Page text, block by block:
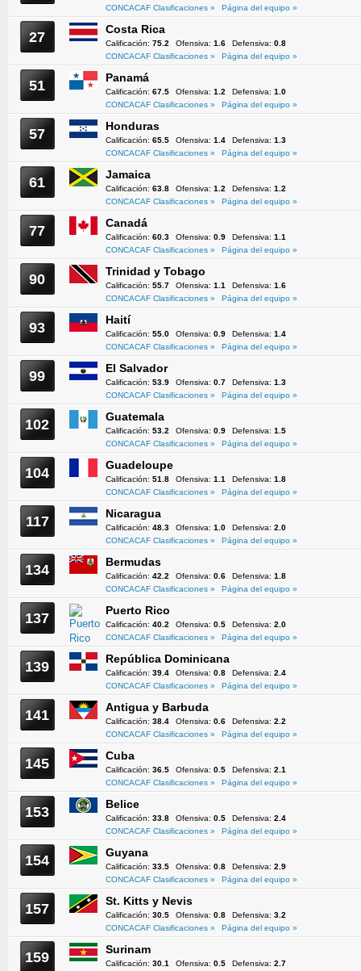
CONCACAF Clasificaciones »
Página del equipo »
27 Costa Rica
Calificación: 75.2 Ofensiva: 1.6 Defensiva: 0.8
CONCACAF Clasificaciones »
Página del equipo »
51 Panamá
Calificación: 67.5 Ofensiva: 1.2 Defensiva: 1.0
CONCACAF Clasificaciones »
Página del equipo »
57 Honduras
Calificación: 65.5 Ofensiva: 1.4 Defensiva: 1.3
CONCACAF Clasificaciones »
Página del equipo »
61 Jamaica
Calificación: 63.8 Ofensiva: 1.2 Defensiva: 1.2
CONCACAF Clasificaciones »
Página del equipo »
77 Canadá
Calificación: 60.3 Ofensiva: 0.9 Defensiva: 1.1
CONCACAF Clasificaciones »
Página del equipo »
90 Trinidad y Tobago
Calificación: 55.7 Ofensiva: 1.1 Defensiva: 1.6
CONCACAF Clasificaciones »
Página del equipo »
93 Haití
Calificación: 55.0 Ofensiva: 0.9 Defensiva: 1.4
CONCACAF Clasificaciones »
Página del equipo »
99 El Salvador
Calificación: 53.9 Ofensiva: 0.7 Defensiva: 1.3
CONCACAF Clasificaciones »
Página del equipo »
102 Guatemala
Calificación: 53.2 Ofensiva: 0.9 Defensiva: 1.5
CONCACAF Clasificaciones »
Página del equipo »
104 Guadeloupe
Calificación: 51.8 Ofensiva: 1.1 Defensiva: 1.8
CONCACAF Clasificaciones »
Página del equipo »
117 Nicaragua
Calificación: 48.3 Ofensiva: 1.0 Defensiva: 2.0
CONCACAF Clasificaciones »
Página del equipo »
134 Bermudas
Calificación: 42.2 Ofensiva: 0.6 Defensiva: 1.8
CONCACAF Clasificaciones »
Página del equipo »
137 Puerto Rico
Calificación: 40.2 Ofensiva: 0.5 Defensiva: 2.0
CONCACAF Clasificaciones »
Página del equipo »
139 República Dominicana
Calificación: 39.4 Ofensiva: 0.8 Defensiva: 2.4
CONCACAF Clasificaciones »
Página del equipo »
141 Antigua y Barbuda
Calificación: 38.4 Ofensiva: 0.6 Defensiva: 2.2
CONCACAF Clasificaciones »
Página del equipo »
145 Cuba
Calificación: 36.5 Ofensiva: 0.5 Defensiva: 2.1
CONCACAF Clasificaciones »
Página del equipo »
153 Belice
Calificación: 33.8 Ofensiva: 0.5 Defensiva: 2.4
CONCACAF Clasificaciones »
Página del equipo »
154 Guyana
Calificación: 33.5 Ofensiva: 0.8 Defensiva: 2.9
CONCACAF Clasificaciones »
Página del equipo »
157 St. Kitts y Nevis
Calificación: 30.5 Ofensiva: 0.8 Defensiva: 3.2
CONCACAF Clasificaciones »
Página del equipo »
159 Surinam
Calificación: 30.1 Ofensiva: 0.5 Defensiva: 2.7